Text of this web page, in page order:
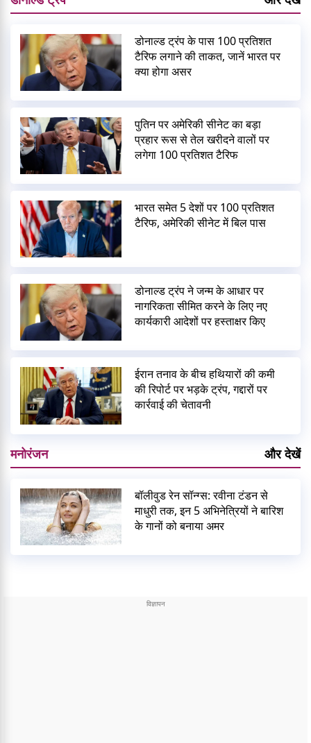
डोनाल्ड ट्रंप के पास 100 प्रतिशत
टैरिफ लगाने की ताकत, जानें भारत पर
क्या होगा असर
पुतिन पर अमेरिकी सीनेट का बड़ा
प्रहार रूस से तेल खरीदने वालों पर
लगेगा 100 प्रतिशत टैरिफ
भारत समेत 5 देशों पर 100 प्रतिशत
टैरिफ, अमेरिकी सीनेट में बिल पास
डोनाल्ड ट्रंप ने जन्म के आधार पर
नागरिकता सीमित करने के लिए नए
कार्यकारी आदेशों पर हस्ताक्षर किए
ईरान तनाव के बीच हथियारों की कमी
की रिपोर्ट पर भड़के ट्रंप, गद्दारों पर
कार्रवाई की चेतावनी
मनोरंजन और देखें
बॉलीवुड रेन सॉन्ग्स: रवीना टंडन से
माधुरी तक, इन 5 अभिनेत्रियों ने बारिश
के गानों को बनाया अमर